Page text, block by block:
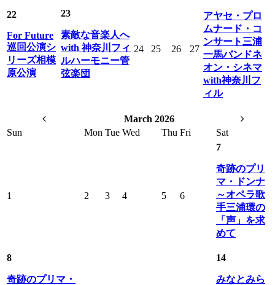
22
For Future
巡回公演シ
リーズ相模
原公演
23
素敵な音楽人へ
with 神奈川フィ
ルハーモニー管
弦楽団
24 25 26 27
アヤセ・プロ
ムナード・コ
ンサート三浦
一馬バンドネ
オン・シネマ
with神奈川フ
ィル
March 2026
Sun
Mon Tue Wed Thu Fri Sat
1 2 3 4 5 6
7
奇跡のプリ
マ・ドンナ
～オペラ歌
手三浦環の
「声」を求
めて
8
奇跡のプリマ・
14
みなとみら